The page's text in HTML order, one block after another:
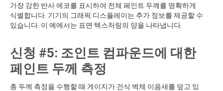
가장 강한 반사 에코를 표시하여 전체 페인트 두께를 명확하게
식별합니다. 기기의 그래픽 디스플레이는 추가 정보를 제공할 수
있습니다. 이 예에서는 표면 텍스처링의 양을 나타냅니다.
신청 #5: 조인트 컴파운드에 대한
페인트 두께 측정
총 두께 측정을 수행할 때 게이지가 건식 벽체 이음새를 덮고 있